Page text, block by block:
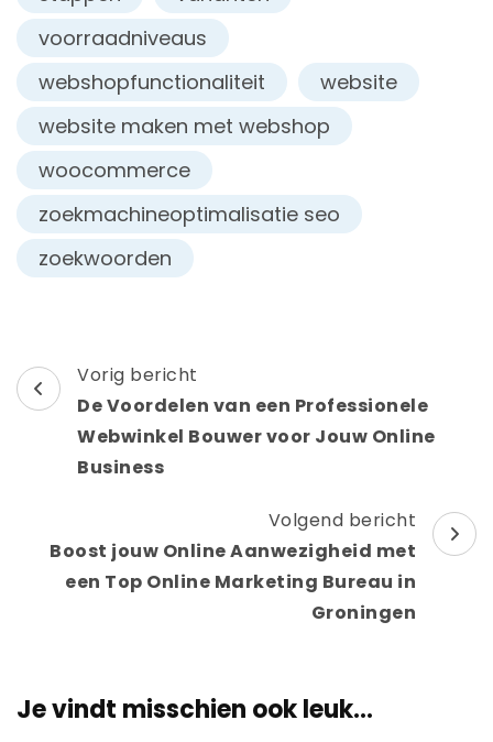
voorraadniveaus
webshopfunctionaliteit
website
website maken met webshop
woocommerce
zoekmachineoptimalisatie seo
zoekwoorden
Berichtnavigatie
Vorig bericht
De Voordelen van een Professionele
Webwinkel Bouwer voor Jouw Online
Business
Volgend bericht
Boost jouw Online Aanwezigheid met
een Top Online Marketing Bureau in
Groningen
Je vindt misschien ook leuk...